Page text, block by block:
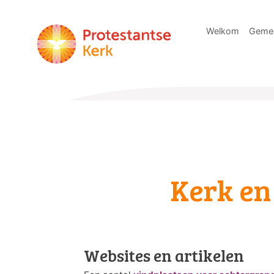
Welkom
Kerk
Websites en artikelen